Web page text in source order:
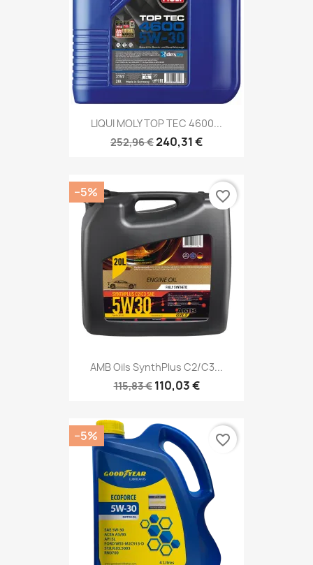
LIQUI MOLY TOP TEC 4600...
252,96 €240,31 €
AMB Oils SynthPlus C2/C3...
115,83 € 110,03 €
−5% favorite_border
−5% favorite_border